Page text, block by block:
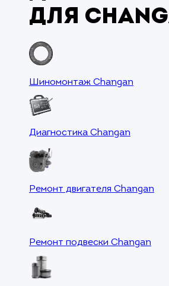
для
Шиномонтаж Changan
Диагностика Changan
Ремонт двигателя Changan
Ремонт подвески Changan